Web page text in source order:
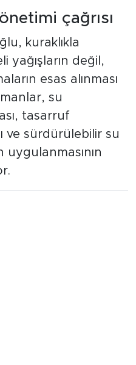
çağrısı
kuraklıkla
yağışların değil,
esas alınması
su
tasarruf
ve sürdürülebilir su
uygulanmasının